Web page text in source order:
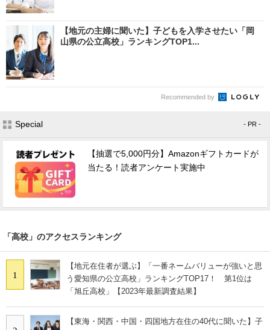
【地元の主婦に聞いた】子どもを入学させたい「岡
山県の公立高校」ランキングTOP1...
Recommended by
Special - PR -
【抽選で5,000円分】Amazonギフトカードが
当たる！読者アンケート実施中
「高校」のアクセスランキング
1
【地元在住者が選ぶ】「一番ネームバリューが強いと思
う愛知県の公立高校」ランキングTOP17！ 第1位は
「旭丘高校」【2023年最新調査結果】
【東海・関西・中国・四国地方在住の40代に聞いた】子